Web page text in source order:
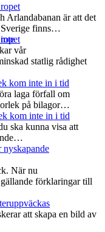
Arlandabanan är att det
Sverige finns…
vår
statlig rådighet
kom inte in i tid
laga förfall om
på bilagor…
kom inte in i tid
ska kunna visa att
När nu
förklaringar till
att skapa en bild av